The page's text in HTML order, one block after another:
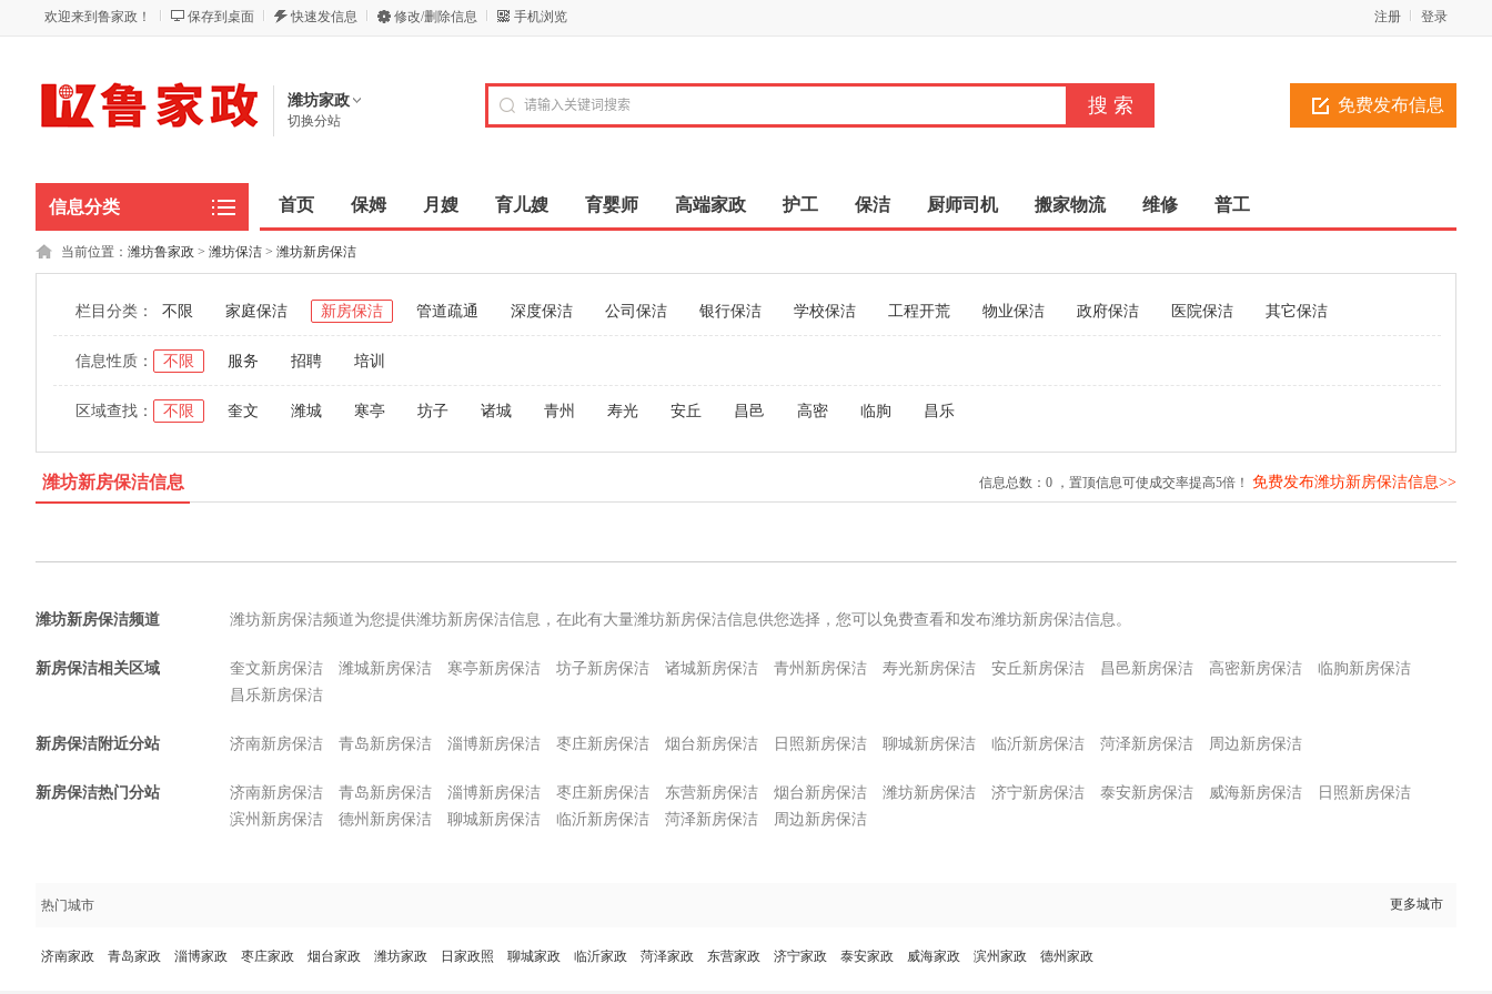
欢迎来到鲁家政！ 保存到桌面 快速发信息 修改/删除信息 手机浏览 登录
注册
潍坊家政
切换分站
免费发布信息
信息分类 首页 保姆 月嫂 育儿嫂 育婴师 高端家政 护工 保洁 厨师司机 搬家物流 维修 普工
当前位置： 潍坊鲁家政 > 潍坊保洁 > 潍坊新房保洁
栏目分类： 不限 家庭保洁 新房保洁 管道疏通 深度保洁 公司保洁 银行保洁 学校保洁 工程开荒 物业保洁 政府保洁 医院保洁 其它保洁
信息性质： 不限 服务 招聘 培训
区域查找： 不限 奎文 潍城 寒亭 坊子 诸城 青州 寿光 安丘 昌邑 高密 临朐 昌乐
潍坊新房保洁信息 信息总数： 0 ，置顶信息可使成交率提高5倍！ 免费发布潍坊新房保洁信息>>
潍坊新房保洁频道 潍坊新房保洁频道为您提供潍坊新房保洁信息，在此有大量潍坊新房保洁信息供您选择，您可以免费查看和发布潍坊新房保洁信息。
新房保洁相关区域 奎文新房保洁 潍城新房保洁 寒亭新房保洁 坊子新房保洁 诸城新房保洁 青州新房保洁 寿光新房保洁 安丘新房保洁 昌邑新房保洁 高密新房保洁
临朐新房保洁
昌乐新房保洁
新房保洁附近分站 济南新房保洁 青岛新房保洁 淄博新房保洁 枣庄新房保洁 烟台新房保洁 日照新房保洁 聊城新房保洁 临沂新房保洁 菏泽新房保洁 周边新房保洁
新房保洁热门分站 济南新房保洁 青岛新房保洁 淄博新房保洁 枣庄新房保洁 东营新房保洁 烟台新房保洁 潍坊新房保洁 济宁新房保洁 泰安新房保洁 威海新房保洁
日照新房保洁
滨州新房保洁
德州新房保洁 聊城新房保洁 临沂新房保洁 菏泽新房保洁 周边新房保洁
热门城市 更多城市
济南家政 青岛家政 淄博家政 枣庄家政 烟台家政 潍坊家政 日家政照 聊城家政 临沂家政 菏泽家政 东营家政 济宁家政 泰安家政 威海家政 滨州家政 德州家政